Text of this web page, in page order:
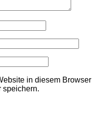
in diesem Browser
speichern.